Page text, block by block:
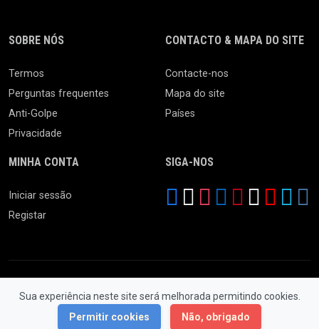
Sua experiência neste site será melhorada permitindo cookies.
Permitir cookies
Não, obrigado
SOBRE NÓS
Termos
Perguntas frequentes
Anti-Golpe
Privacidade
CONTACTO & MAPA DO SITE
Contacte-nos
Mapa do site
Países
MINHA CONTA
Iniciar sessão
Registar
SIGA-NOS
© 2026 Feira da Ladra. Todos os Direitos Reservados.